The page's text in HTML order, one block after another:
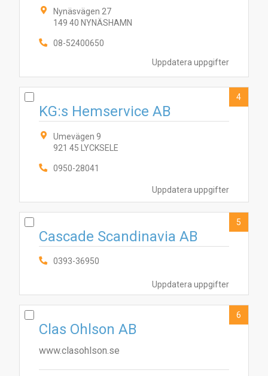
Uppdatera uppgifter
Nynäsvägen 27
149 40 NYNÄSHAMN
08-52400650
Uppdatera uppgifter
KG:s Hemservice AB
Umevägen 9
921 45 LYCKSELE
0950-28041
4
Uppdatera uppgifter
Cascade Scandinavia AB
0393-36950
5
Clas Ohlson AB
www.clasohlson.se
6